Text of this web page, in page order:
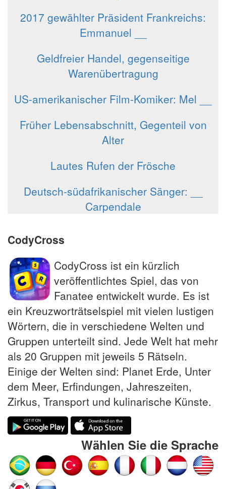
2017 gewählter Präsident Frankreichs:
Emmanuel __
Geldfreier Handel, gegenseitige
Warenübertragung
US-amerikanischer Film-Komiker: Mel __
Früher Lebensabschnitt, Gegenteil von
Alter
Lautes Rufen der Frösche
Deutsch-südafrikanischer Sänger: __
Carpendale
CodyCross
CodyCross ist ein kürzlich
veröffentlichtes Spiel, das von
Fanatee entwickelt wurde. Es ist
ein Kreuzworträtselspiel mit vielen lustigen
Wörtern, die in verschiedene Welten und
Gruppen unterteilt sind. Jede Welt hat mehr
als 20 Gruppen mit jeweils 5 Rätseln.
Einige der Welten sind: Planet Erde, Unter
dem Meer, Erfindungen, Jahreszeiten,
Zirkus, Transport und kulinarische Künste.
Wählen Sie die Sprache